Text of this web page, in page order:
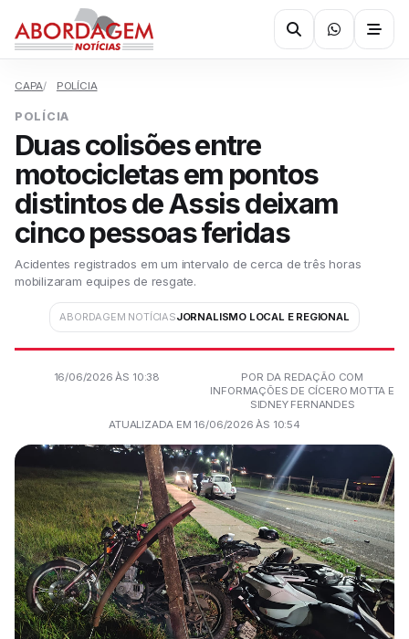
CAPA POLÍCIA
POLÍCIA
Duas colisões entre
motocicletas em pontos
distintos de Assis deixam
cinco pessoas feridas
Acidentes registrados em um intervalo de cerca de três horas
mobilizaram equipes de resgate.
ABORDAGEM NOTÍCIASJORNALISMO LOCAL E REGIONAL
16/06/2026 ÀS 10:38
POR DA REDAÇÃO COM
INFORMAÇÕES DE CÍCERO MOTTA E
SIDNEY FERNANDES
ATUALIZADA EM 16/06/2026 ÀS 10:54